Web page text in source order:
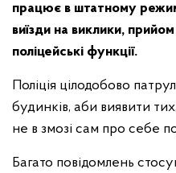
працює в штатному
виїзди на виклики,
поліцейські функції.
Поліція цілодобово
будинків, аби виявити
не в змозі сам про себе
Багато повідомлень